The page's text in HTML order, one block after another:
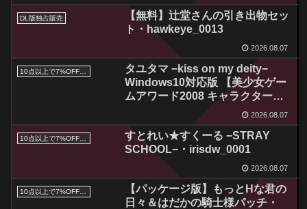
DL版独占販売
【無料】辻堂さんの引き出物セッ
ト・hawkeye_0013
2026.08.07
10点以上で7%OFFクーポン／サマーセール2026対象
タユタマ −kiss on my deity−
Windows10対応版 【美少女ゲー
ムアワード2008 キャラクターデ
ザイン賞金賞受賞】・rosl_0015
2026.08.07
10点以上で7%OFFクーポン／サマーセール2026対象
すとれい★すくーる −STRAY
SCHOOL−・irisdw_0001
2026.08.07
10点以上で7%OFFクーポン／サマーセール2026対象
【パッケージ版】もっとHな君の
日々＆はだかの騎士様パッチ・